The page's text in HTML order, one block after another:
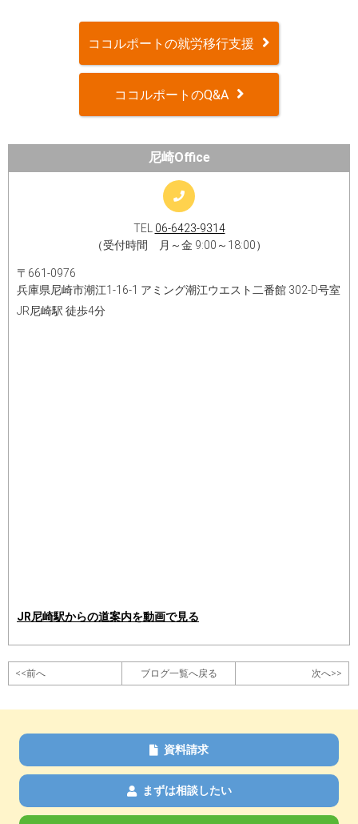
ココルポートの就労移行支援
ココルポートのQ&A
尼崎Office
TEL 06-6423-9314
（受付時間 月～金 9:00～18:00）
〒661-0976
兵庫県尼崎市潮江1-16-1 アミング潮江ウエスト二番館 302-D号室
JR尼崎駅 徒歩4分
JR尼崎駅からの道案内を動画で見る
<<前へ ブログ一覧へ戻る 次へ>>
資料請求
まずは相談したい